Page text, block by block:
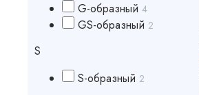
G-образный 4
GS-образный 2
S
S-образный 2